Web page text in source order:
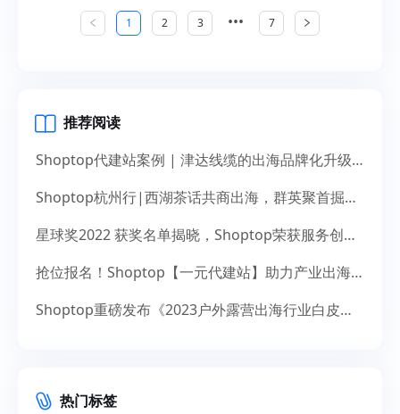
1 2 3 ••• 7
推荐阅读
Shoptop代建站案例 | 津达线缆的出海品牌化升级之道
Shoptop杭州行|西湖茶话共商出海，群英聚首掘金未来
星球奖2022 获奖名单揭晓，Shoptop荣获服务创新奖！
抢位报名！Shoptop【一元代建站】助力产业出海，献礼14周年
Shoptop重磅发布《2023户外露营出海行业白皮书》！聚焦150亿美元市场，探寻增长新机遇
热门标签